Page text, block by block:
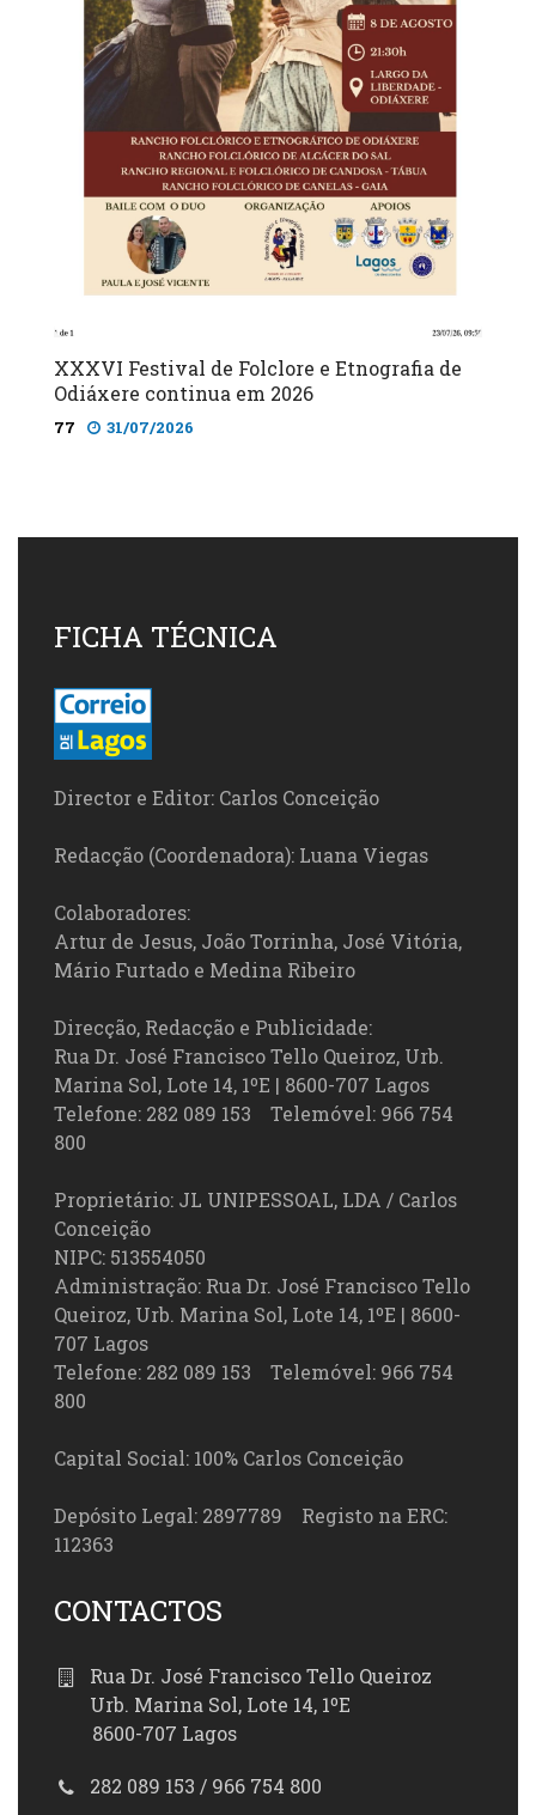
XXXVI Festival de Folclore e Etnografia de
Odiáxere continua em 2026
77 31/07/2026
FICHA TÉCNICA
Director e Editor: Carlos Conceição
Redacção (Coordenadora): Luana Viegas
Colaboradores:
Artur de Jesus, João Torrinha, José Vitória,
Mário Furtado e Medina Ribeiro
Direcção, Redacção e Publicidade:
Rua Dr. José Francisco Tello Queiroz, Urb.
Marina Sol, Lote 14, 1ºE | 8600-707 Lagos
Telefone: 282 089 153 Telemóvel: 966 754
800
Proprietário: JL UNIPESSOAL, LDA / Carlos
Conceição
NIPC: 513554050
Administração: Rua Dr. José Francisco Tello
Queiroz, Urb. Marina Sol, Lote 14, 1ºE | 8600-
707 Lagos
Telefone: 282 089 153 Telemóvel: 966 754
800
Capital Social: 100% Carlos Conceição
Depósito Legal: 2897789 Registo na ERC:
112363
CONTACTOS
Rua Dr. José Francisco Tello Queiroz
Urb. Marina Sol, Lote 14, 1ºE
8600-707 Lagos
282 089 153 / 966 754 800